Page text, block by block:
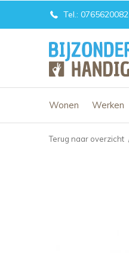
Wonen Werken
Tel.: 0765620082
Terug naar overzicht